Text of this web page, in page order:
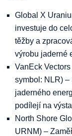
Global X
investuje do
těžby a
výrobu jaderné
VanEck
symbol: NLR)
jaderného
podílejí na
North Shore
URNM) –